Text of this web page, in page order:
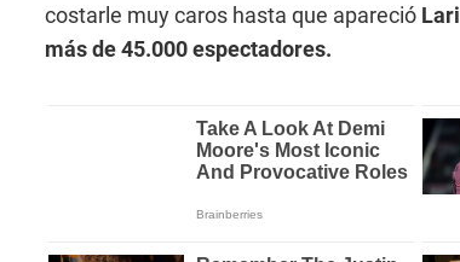
costarle muy caros hasta que apareció
más de 45.000 espectadores.